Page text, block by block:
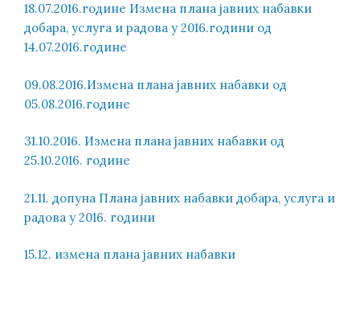
18.07.2016.године Измена плана јавних набавки
добара, услуга и радова у 2016.години од
14.07.2016.године
09.08.2016.Измена плана јавних набавки од
05.08.2016.године
31.10.2016. Измена плана јавних набавки од
25.10.2016. године
21.11. допуна Плана јавних набавки добара, услуга и
радова у 2016. години
15.12. измена плана јавних набавки